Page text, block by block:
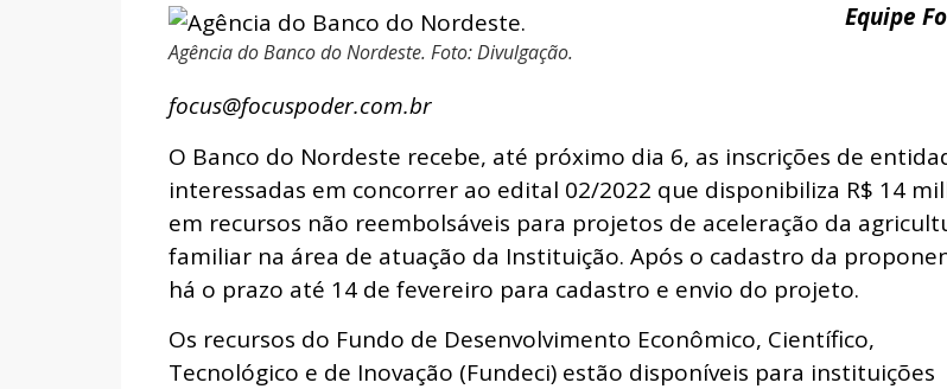
Agência do Banco do Nordeste. Foto: Divulgação.
Equipe
focus@focuspoder.com.br
O Banco do Nordeste recebe, até próximo dia 6, as inscrições de
interessadas em concorrer ao edital 02/2022 que disponibiliza R$ 14
em recursos não reembolsáveis para projetos de aceleração da
familiar na área de atuação da Instituição. Após o cadastro da
há o prazo até 14 de fevereiro para cadastro e envio do projeto.
Os recursos do Fundo de Desenvolvimento Econômico, Científico,
Tecnológico e de Inovação (Fundeci) estão disponíveis para instituições